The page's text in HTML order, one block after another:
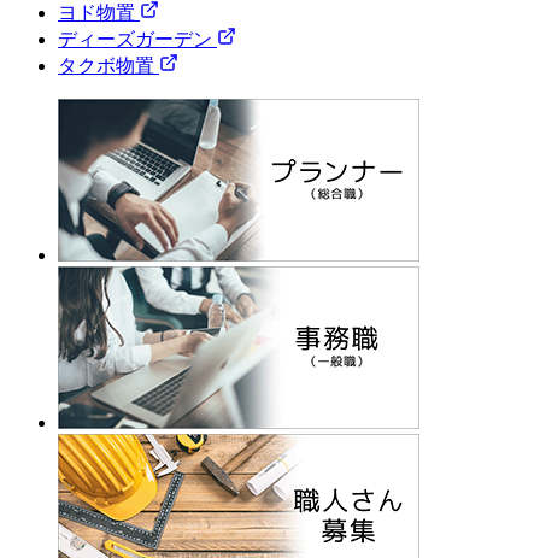
ヨド物置
ディーズガーデン
タクボ物置